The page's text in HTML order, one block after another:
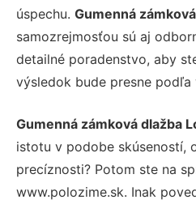
úspechu. Gumenná
samozrejmosťou sú aj
detailné poradenstvo, aby
výsledok bude presne podľa
Gumenná zámková dlažba
istotu v podobe skúseností,
precíznosti? Potom ste na
www.polozime.sk. Inak